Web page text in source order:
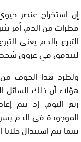
إن استخراج عنصر
قطرات من الدم، أمر
التبرع بالدم يعني
لتتدفق في عروق شخص
ولطرد هذا الخوف
هؤلاء أن ذلك
ربع اليوم. إذ يتم
الموجودة في الدم
بينما يتم استبدال